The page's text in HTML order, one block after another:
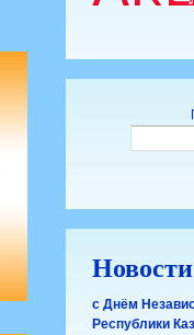
Новости
с Днём
Республики